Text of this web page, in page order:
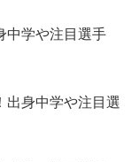
中学や注目選手
出身中学や注目選